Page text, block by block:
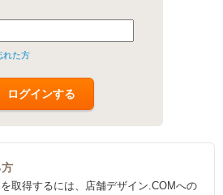
れた方
取得するには、店舗デザイン.COMへの